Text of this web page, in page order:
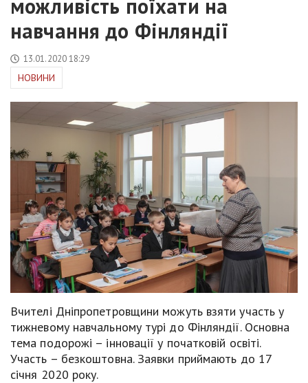
можливість поїхати на
навчання до Фінляндії
13.01.2020 18:29
НОВИНИ
Вчителі Дніпропетровщини можуть взяти участь у
тижневому навчальному турі до Фінляндії. Основна
тема подорожі – інновації у початковій освіті.
Участь – безкоштовна. Заявки приймають до 17
січня 2020 року.